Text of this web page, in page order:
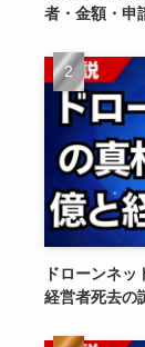
者・金額・申
ドローンネ
経営者死去の